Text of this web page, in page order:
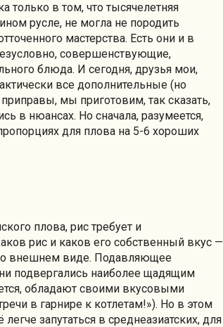
в том, что тысячелетняя
русле, не могла не породить
мастерства. Есть они и в
совершенствующие,
блюда. И сегодня, друзья мои,
все дополнительные (но
мы приготовим, так сказать,
в нюансах. Но сначала, разумеется,
для плова на 5-6 хороших
плова, рис требует и
рис и каков его собственный вкус —
внешнем виде. Подавляющее
подвергались наиболее щадящим
обладают своими вкусовыми
в гарнире к котлетам!»). Но в этом
запутаться в среднеазиатских, для